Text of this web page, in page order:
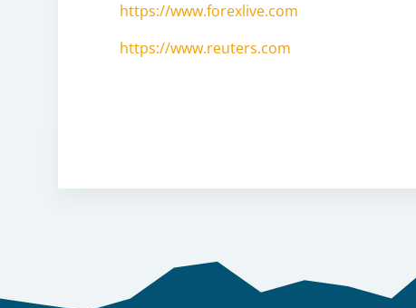
https://www.forexlive.com
https://www.reuters.com